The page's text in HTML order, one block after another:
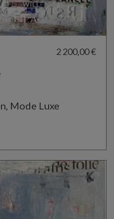
2 200,00 €
Mode Luxe